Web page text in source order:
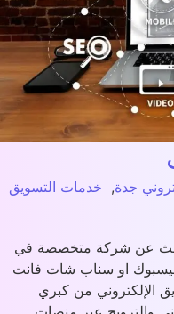
جدة,خدمات التسويق
عن شركة متخصصة في
او سناب شات فانت
من كبري